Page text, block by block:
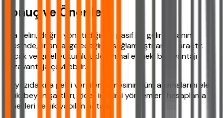
Sonuç ve Öneriler
Kira geliri, doğru yönetildiğinde pasif bir gelir olmanın
ötesinde, finansal geleceğinizi sağlamlaştıran bir araçtır.
Ancak vergisel yükümlülükleri ihmal etmek, bu avantajı
dezavantaja çevirebilir.
Bu yazıda kira geliri vergilendirmesinin tüm aşamalarını ele
aldık: beyan şartları, gider indirimi yöntemleri, hesaplama
örnekleri ve sık yapılan hatalar.